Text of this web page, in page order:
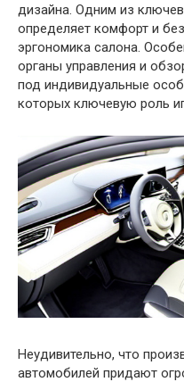
дизайна. Одним из
определяет комфорт и
эргономика салона.
органы управления и
под индивидуальные
которых ключевую роль
Неудивительно, что
автомобилей придают